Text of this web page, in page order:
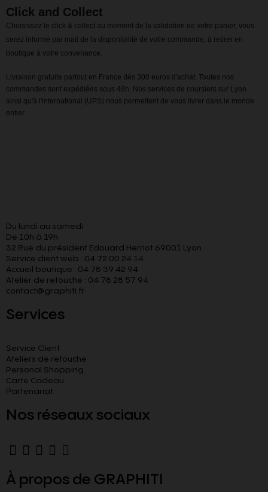
Click and Collect
Choisissez le click & collect au moment de la validation de votre panier, vous
serez informé par mail de la disponibilité de votre commande, à retirer en
boutique à votre convenance.
Livraison gratuite partout en France dès 300 euros d'achat. Toutes nos
commandes sont expédiées sous 48h. Nos services de coursiers sur Lyon
ainsi qu'à l'international (UPS) nous permettent de vous livrer dans le monde
entier.
Du lundi au samedi
De 10h à 19h
32 Rue du président Edouard Herriot 69001 Lyon
Service client web : 04 72 00 24 14
Accueil boutique : 04 78 39 42 94
Atelier de retouche : 04 78 28 57 94
contact@graphiti.fr
Services
Service Client
Ateliers de retouche
Personal Shopping
Carte Cadeau
Partenariat
Nos réseaux sociaux
À propos de GRAPHITI